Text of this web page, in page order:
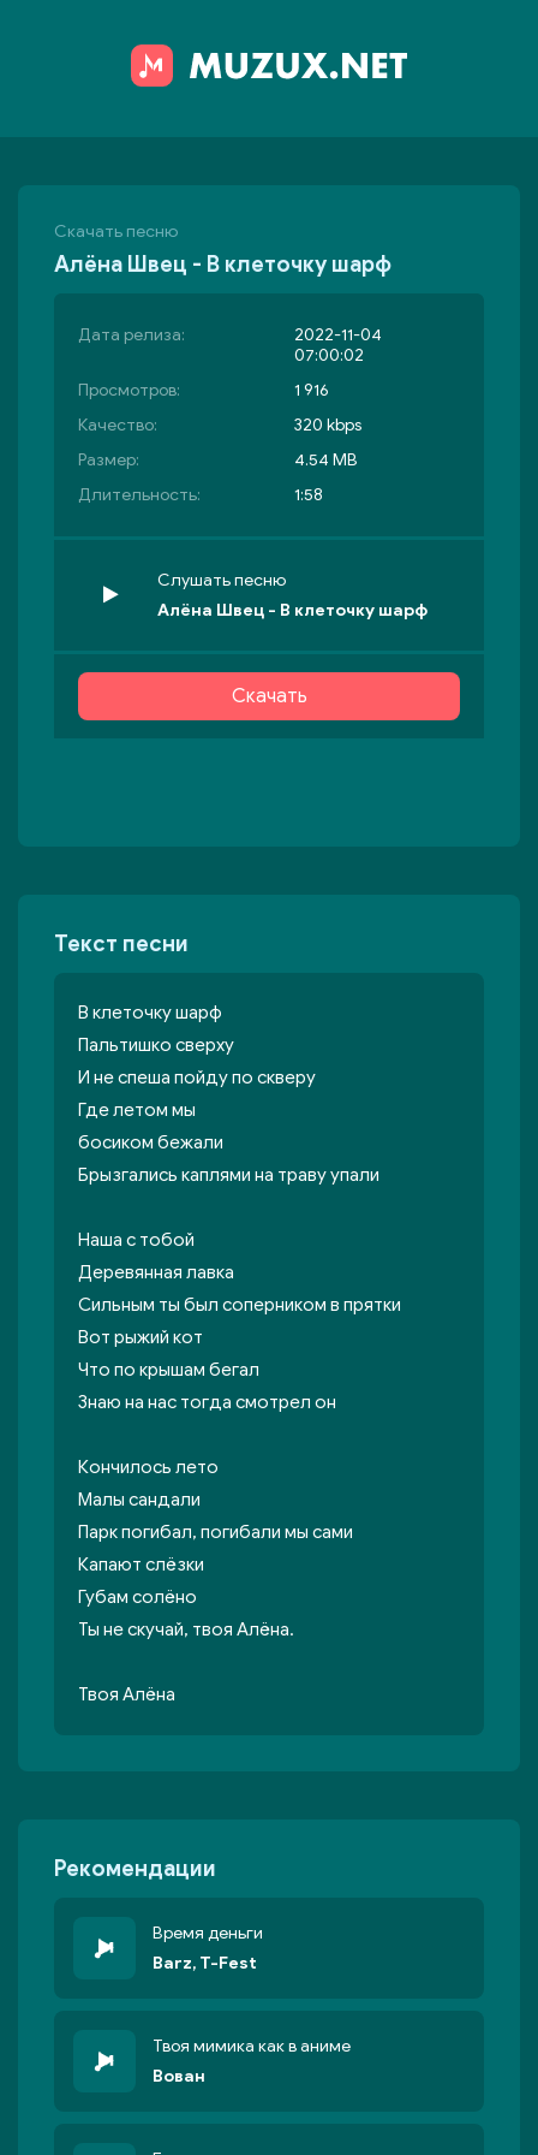
Скачать песню
Алёна Швец - В клеточку шарф
Дата релиза:
2022-11-04
07:00:02
Просмотров:
1 916
Качество:
320 kbps
Размер:
4.54 MB
Длительность:
1:58
Слушать песню
Алёна Швец - В клеточку шарф
Скачать
Текст песни
В клеточку шарф
Пальтишко сверху
И не спеша пойду по скверу
Где летом мы
босиком бежали
Брызгались каплями на траву упали
Наша с тобой
Деревянная лавка
Сильным ты был соперником в прятки
Вот рыжий кот
Что по крышам бегал
Знаю на нас тогда смотрел он
Кончилось лето
Малы сандали
Парк погибал, погибали мы сами
Капают слёзки
Губам солёно
Ты не скучай, твоя Алёна.
Твоя Алёна
Рекомендации
Время деньги
Barz, T-Fest
Твоя мимика как в аниме
Вован